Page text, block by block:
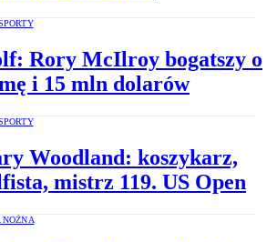
Rory McIlroy bogatszy o
i 15 mln dolarów
Woodland: koszykarz,
mistrz 119. US Open
NOŻNA